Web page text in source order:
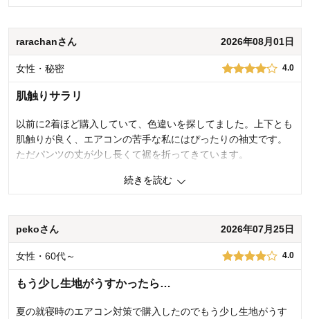
ライトブルーチェック（ピンク）, L
お気に入りポイント：
サイズ：
ちょうど良い
rarachanさん 2026年08月01日
女性・秘密 4.0
肌触りサラリ
以前に2着ほど購入していて、色違いを探してました。上下とも
肌触りが良く、エアコンの苦手な私にはぴったりの袖丈です。
ただパンツの丈が少し長くて裾を折ってきています。
人が参考になりました
お気に入りポイント： デザイン、色、生地
体型： ぽっちゃり型
身長（cm）： 156～160
続きを読む
pekoさん 2026年07月25日
女性・60代～ 4.0
もう少し生地がうすかったら…
夏の就寝時のエアコン対策で購入したのでもう少し生地がうす